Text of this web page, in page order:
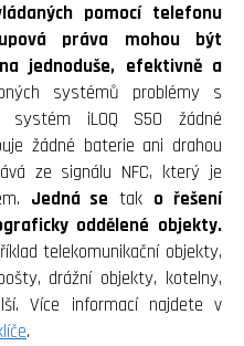
pomocí telefonu
práva mohou být
jednoduše, efektivně a
systémů problémy s
systém iLOQ S50 žádné
žádné baterie ani drahou
ze signálu NFC, který je
Jedná se tak o řešení
oddělené objekty.
telekomunikační objekty,
drážní objekty, kotelny,
Více informací najdete v
.